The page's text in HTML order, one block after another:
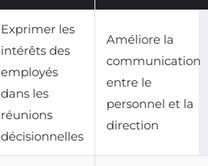
Exprimer les
intérêts des
employés
dans les
réunions
décisionnelles
Améliore la
communication
entre le
personnel et la
direction